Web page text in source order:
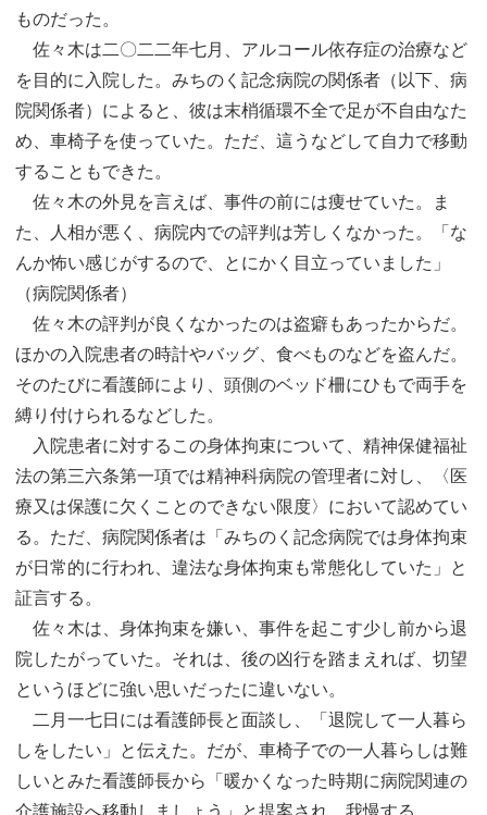
ものだった。
佐々木は二〇二二年七月、アルコール依存症の治療など
を目的に入院した。みちのく記念病院の関係者（以下、病
院関係者）によると、彼は末梢循環不全で足が不自由なた
め、車椅子を使っていた。ただ、這うなどして自力で移動
することもできた。
佐々木の外見を言えば、事件の前には痩せていた。ま
た、人相が悪く、病院内での評判は芳しくなかった。「な
んか怖い感じがするので、とにかく目立っていました」
（病院関係者）
佐々木の評判が良くなかったのは盗癖もあったからだ。
ほかの入院患者の時計やバッグ、食べものなどを盗んだ。
そのたびに看護師により、頭側のベッド柵にひもで両手を
縛り付けられるなどした。
入院患者に対するこの身体拘束について、精神保健福祉
法の第三六条第一項では精神科病院の管理者に対し、〈医
療又は保護に欠くことのできない限度〉において認めてい
る。ただ、病院関係者は「みちのく記念病院では身体拘束
が日常的に行われ、違法な身体拘束も常態化していた」と
証言する。
佐々木は、身体拘束を嫌い、事件を起こす少し前から退
院したがっていた。それは、後の凶行を踏まえれば、切望
というほどに強い思いだったに違いない。
二月一七日には看護師長と面談し、「退院して一人暮ら
しをしたい」と伝えた。だが、車椅子での一人暮らしは難
しいとみた看護師長から「暖かくなった時期に病院関連の